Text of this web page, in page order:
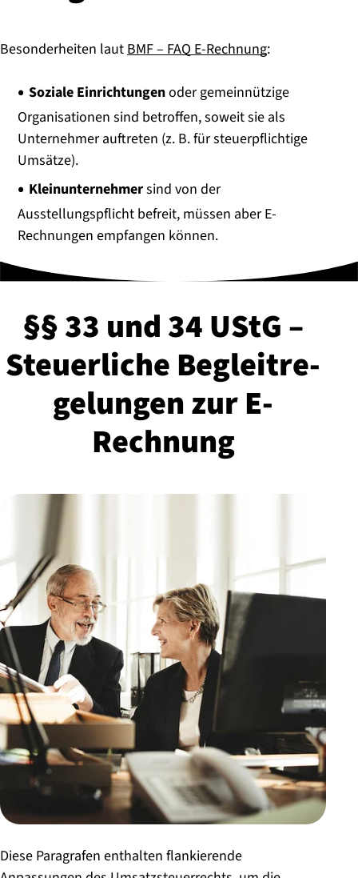
Besonderheiten lautBMF – FAQ E-Rechnung:
Soziale Einrichtungenoder gemeinnützige
Organisationen sind betroffen, soweit sie als
Unternehmer auftreten (z. B. für steuerpflichtige
Umsätze).
Kleinunternehmersind von der
Ausstellungspflicht befreit, müssen aber E-
Rechnungen empfangen können.
§§ 33 und 34 UStG –
Steuerliche Be­gleit­re­
ge­lun­gen zur E-
Rechnung
Diese Paragrafen enthalten flankierende